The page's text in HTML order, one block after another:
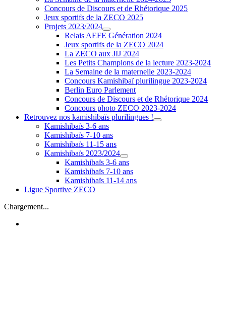
Concours de Discours et de Rhétorique 2025
Jeux sportifs de la ZECO 2025
Projets 2023/2024
Relais AEFE Génération 2024
Jeux sportifs de la ZECO 2024
La ZECO aux JIJ 2024
Les Petits Champions de la lecture 2023-2024
La Semaine de la maternelle 2023-2024
Concours Kamishibaï plurilingue 2023-2024
Berlin Euro Parlement
Concours de Discours et de Rhétorique 2024
Concours photo ZECO 2023-2024
Retrouvez nos kamishibaïs plurilingues !
Kamishibaïs 3-6 ans
Kamishibaïs 7-10 ans
Kamishibaïs 11-15 ans
Kamishibaïs 2023/2024
Kamishibaïs 3-6 ans
Kamishibaïs 7-10 ans
Kamishibaïs 11-14 ans
Ligue Sportive ZECO
Chargement...